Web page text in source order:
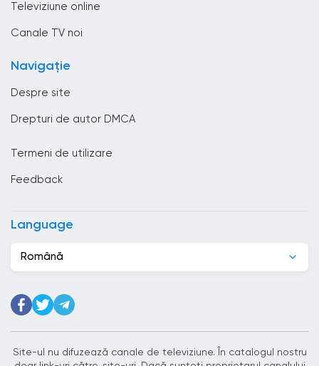
Capul Verde
Chile
Coasta de Fildeș
Congo
Televiziune online
Canale TV noi
Navigație
Despre site
Drepturi de autor DMCA
Termeni de utilizare
Feedback
Language
Română
Site-ul nu difuzează canale de televiziune. În catalogul nostru